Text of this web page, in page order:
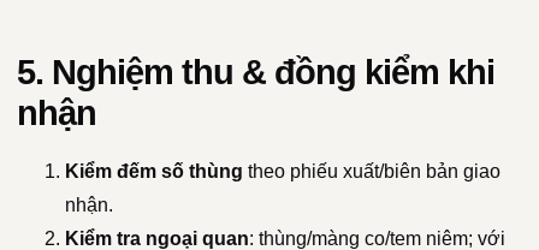
5. Nghiệm thu & đồng kiểm khi
nhận
Kiểm đếm số thùng theo phiếu xuất/biên bản giao
nhận.
Kiểm tra ngoại quan: thùng/màng co/tem niêm; với